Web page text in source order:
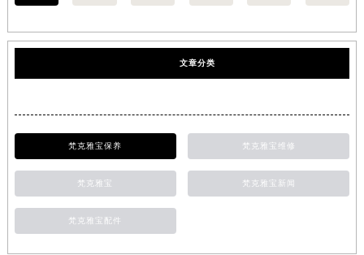
文章分类
梵克雅宝保养 梵克雅宝维修
梵克雅宝 梵克雅宝新闻
梵克雅宝配件